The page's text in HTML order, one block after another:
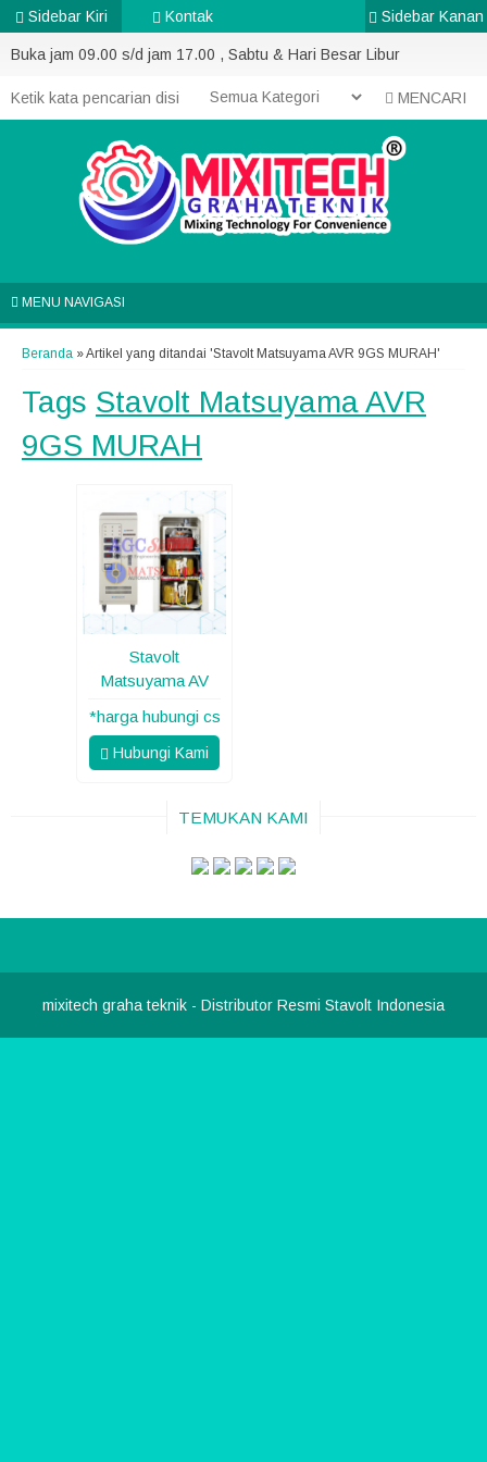
Buka jam 09.00 s/d jam 17.00 , Sabtu & Hari Besar Libur
MENCARI
MENU NAVIGASI
Beranda »Artikel yang ditandai 'Stavolt Matsuyama AVR 9GS MURAH'
Tags Stavolt Matsuyama AVR
9GS MURAH
Stavolt
Matsuyama AV
*harga hubungi cs
Hubungi Kami
TEMUKAN KAMI
mixitech graha teknik - Distributor Resmi Stavolt Indonesia
Sidebar Kiri Kontak Sidebar Kanan